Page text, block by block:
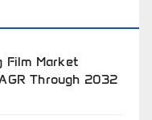
Film Market
Through 2032